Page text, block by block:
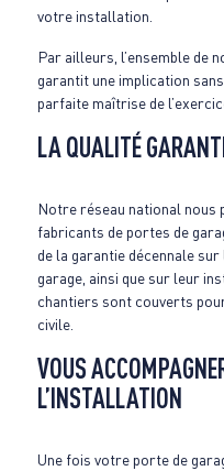
votre installation.
Par ailleurs, l’ensemble de
garantit une implication
parfaite maîtrise de
LA QUALITÉ
Notre réseau national nous
fabricants de portes de
de la garantie décennale
garage, ainsi que sur leur
chantiers sont couverts
civile.
VOUS
L’INSTALLATION
Une fois votre porte de